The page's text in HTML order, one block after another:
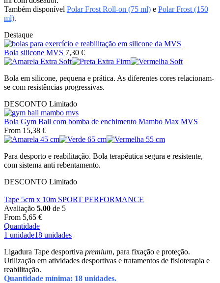
Também disponível Polar Frost Roll-on (75 ml) e Polar Frost (150
ml).
Destaque
Bola silicone MVS 7,30 €
Bola em silicone, pequena e prática. As diferentes cores relacionam-
se com resistências progressivas.
DESCONTO Limitado
Bola Gym Ball com bomba de enchimento Mambo Max MVS
From 15,38 €
Para desporto e reabilitação. Bola terapêutica segura e resistente,
com sistema anti rebentamento.
DESCONTO Limitado
Tape 5cm x 10m SPORT PERFORMANCE
Avaliação 5.00 de 5
From 5,65 €
Quantidade
1 unidade18 unidades
Ligadura Tape desportiva premium, para fixação e proteção.
Utilização em atividades desportivas e tratamentos de fisioterapia e
reabilitação.
Quantidade mínima: 18 unidades.